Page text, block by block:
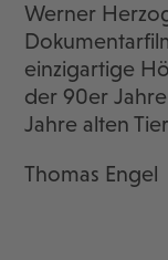
Werner
einzigartige
der 90er
Jahre alten
Thomas Engel